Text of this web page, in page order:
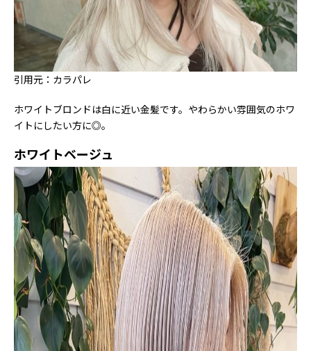
引用元：カラパレ
ホワイトブロンドは白に近い金髪です。やわらかい雰囲気のホワ
イトにしたい方に◎。
ホワイトベージュ